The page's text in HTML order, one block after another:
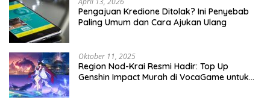
Pengajuan Kredione Ditolak? Ini Penyebab
Paling Umum dan Cara Ajukan Ulang
Oktober 11, 2025
Region Nod-Krai Resmi Hadir: Top Up
Genshin Impact Murah di VocaGame untuk